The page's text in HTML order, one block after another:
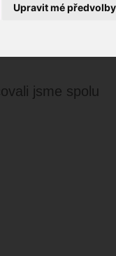
Upravit mé předvolby
jsme spolu
jsme spolu